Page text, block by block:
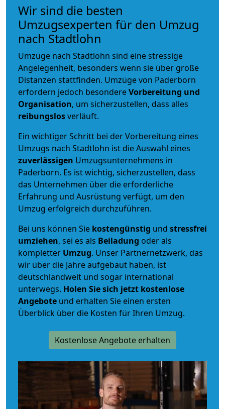
Wir sind die besten
Umzugsexperten für den Umzug
nach Stadtlohn
Umzüge nach Stadtlohn sind eine stressige
Angelegenheit, besonders wenn sie über große
Distanzen stattfinden. Umzüge von Paderborn
erfordern jedoch besondereVorbereitung und
Organisation, um sicherzustellen, dass alles
reibungslosverläuft.
Ein wichtiger Schritt bei der Vorbereitung eines
Umzugs nach Stadtlohn ist die Auswahl eines
zuverlässigen Umzugsunternehmens in
Paderborn. Es ist wichtig, sicherzustellen, dass
das Unternehmen über die erforderliche
Erfahrung und Ausrüstung verfügt, um den
Umzug erfolgreich durchzuführen.
Bei uns können Sie kostengünstig und stressfrei
umziehen, sei es als Beiladung oder als
kompletter Umzug. Unser Partnernetzwerk, das
wir über die Jahre aufgebaut haben, ist
deutschlandweit und sogar international
unterwegs. Holen Sie sich jetzt kostenlose
Angebote und erhalten Sie einen ersten
Überblick über die Kosten für Ihren Umzug.
Kostenlose Angebote erhalten